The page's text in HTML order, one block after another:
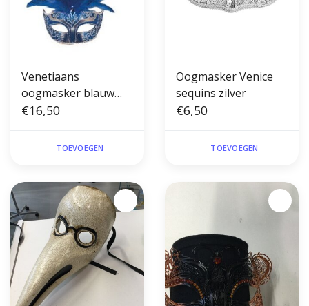
Venetiaans
oogmasker blauw
met pluimen
€16,50
TOEVOEGEN
Oogmasker Venice
sequins zilver
€6,50
TOEVOEGEN